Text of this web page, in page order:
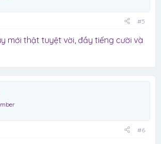
#5
mới thật tuyệt vời, đầy tiếng cười và
#6